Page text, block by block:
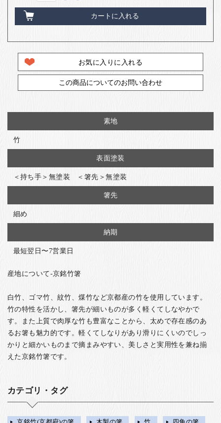
カートに入れる
お気に入りに入れる
この商品についてのお問い合わせ
素地
竹
表面塗装
＜持ち手＞無塗装 ＜箸先＞無塗装
箸先
細め
納期
最短翌日〜7営業日
産地について-京銘竹箸
白竹、ゴマ竹、紋竹、煤竹など京都産の竹を使用しています。
竹の特性を活かし、箸先が細いものが多く軽くてしなやかで
す。また上質で肉厚な竹も豊富なことから、太めで存在感のあ
るお箸も魅力的です。軽くてしなりがあり滑りにくいのでしっ
かりと細かいものまで摘まみやすい、美しさと実用性を兼ね揃
えた京銘竹箸です。
カテゴリ・タグ
京銘竹(京都府)の箸 木製の箸 竹
四角の箸